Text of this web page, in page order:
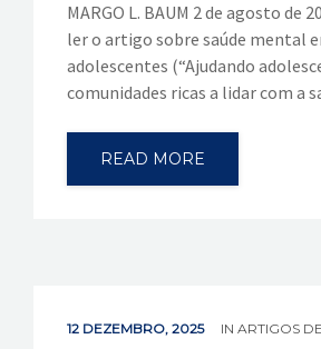
MARGO L. BAUM 2 de agosto de
ler o artigo sobre saúde mental
adolescentes (“Ajudando
comunidades ricas a lidar com a
READ MORE
12 DEZEMBRO, 2025 IN ARTIGOS